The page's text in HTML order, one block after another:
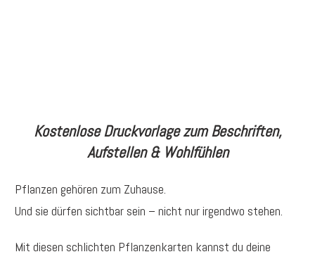
Kostenlose Druckvorlage zum Beschriften,
Aufstellen & Wohlfühlen
Pflanzen gehören zum Zuhause.
Und sie dürfen sichtbar sein – nicht nur irgendwo stehen.
Mit diesen schlichten Pflanzenkarten kannst du deine